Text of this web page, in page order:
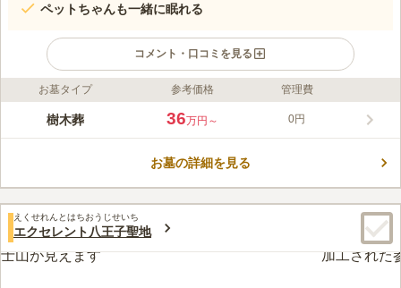
ペットちゃんも一緒に眠れる
コメント・口コミを見る
ライフドット編集部のコメント
都営三田線「新板橋駅」から徒歩６分と駅からのアクセス良好な
霊園です。桜の名所 石神井川に隣接した桜が咲き誇るので、お
派は不問で、生前申込み可能なので、どなたでもご利用頂けま
る、共葬可能の区画もあります。
口コミ評価
みんなの評価
4.4
故人が桜が好きだったため桜がある霊園を探していました。都内
では難しいかなと思いましたが桜の有名な石神井川に隣接するこの霊園を
お墓タイプ 参考価格 管理費
樹木葬 36万円～ 0円
お墓の詳細を見る
えくせれんとはちおうじせいち
エクセレント八王子聖地